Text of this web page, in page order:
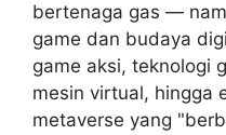
bertenaga gas —
game dan budaya
game aksi, teknologi
mesin virtual, hingga
metaverse yang